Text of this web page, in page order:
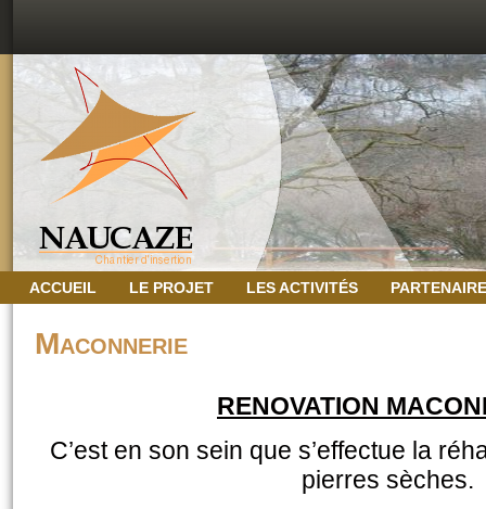
ACCUEIL LE PROJET LES ACTIVITÉS
Maconnerie
RENOVATION
C’est en son sein que s’effectue la
pierres sèches.